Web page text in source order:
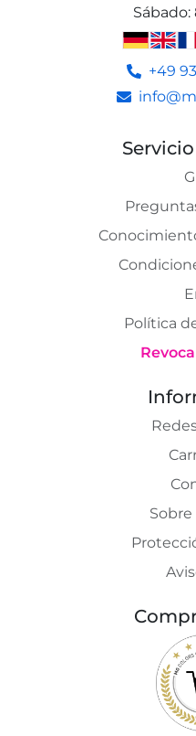
Sábado:
+49
Política